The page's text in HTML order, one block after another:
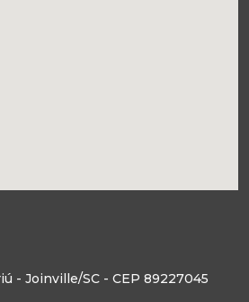
- Joinville/SC - CEP 89227045